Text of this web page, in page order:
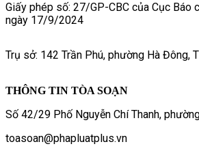
Giấy phép số: 27/GP-CBC của Cục Báo
ngày 17/9/2024
Trụ sở: 142 Trần Phú, phường Hà Đông,
THÔNG TIN TÒA SOẠN
Số 42/29 Phố Nguyễn Chí Thanh,
toasoan@phapluatplus.vn